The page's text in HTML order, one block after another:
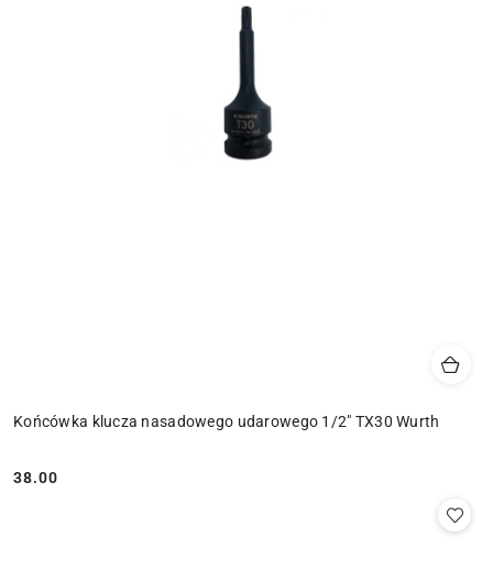
Końcówka klucza nasadowego udarowego 1/2" TX30 Wurth
Cena:
38.00